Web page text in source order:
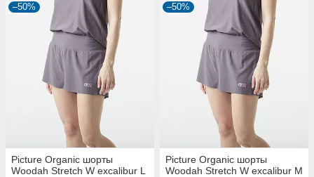
–50%
Picture Organic шорты
Woodah Stretch W excalibur L
–50%
Picture Organic шорты
Woodah Stretch W excalibur M